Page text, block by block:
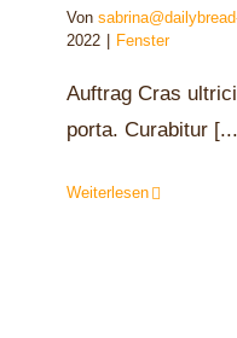
Von
2022
Fenster
Auftrag Cras
porta. Curabitur
Weiterlesen